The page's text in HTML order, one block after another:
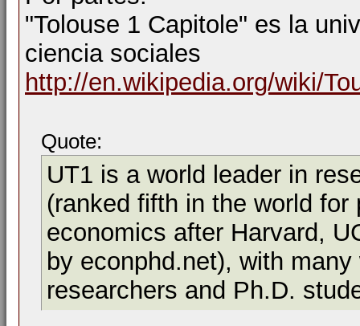
"Tolouse 1 Capitole" es la
ciencia sociales
http://en.wikipedia.org/wiki/
Quote:
UT1 is a world leader in
(ranked fifth in the world
economics after Harvard,
by econphd.net), with
researchers and Ph.D.